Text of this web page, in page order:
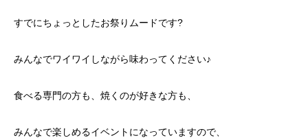
すでにちょっとしたお祭りムードです?
みんなでワイワイしながら味わってください♪
食べる専門の方も、焼くのが好きな方も、
みんなで楽しめるイベントになっていますので、